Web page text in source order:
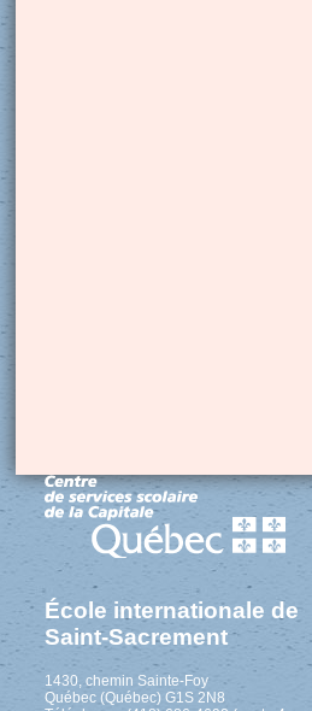
École internationale de
Saint-Sacrement
1430, chemin Sainte-Foy
Québec (Québec) G1S 2N8